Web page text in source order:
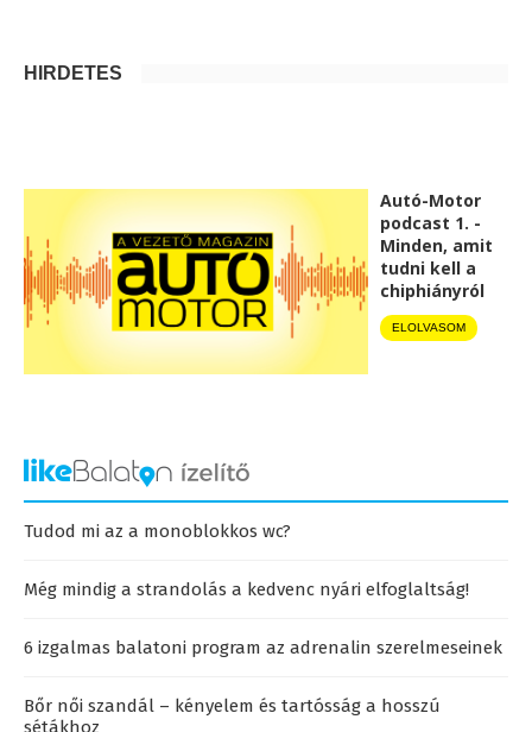
HIRDETÉS
Autó-Motor
podcast 1. -
Minden, amit
tudni kell a
chiphiányról
ELOLVASOM
Tudod mi az a monoblokkos wc?
Még mindig a strandolás a kedvenc nyári elfoglaltság!
6 izgalmas balatoni program az adrenalin szerelmeseinek
Bőr női szandál – kényelem és tartósság a hosszú
sétákhoz